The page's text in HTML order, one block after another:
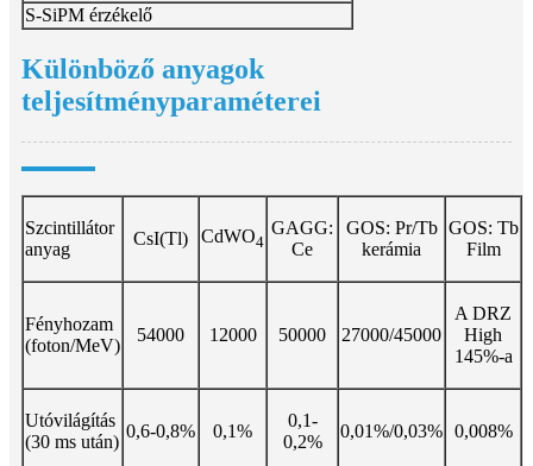
S-SiPM érzékelő
Különböző anyagok
teljesítményparaméterei
Szcintillátor
anyag
CsI(Tl) CdWO4
GAGG:
Ce
GOS: Pr/Tb
kerámia
GOS: Tb
​​Film
Fényhozam
(foton/MeV)
54000 12000 50000 27000/45000
A DRZ
High
145%-a
Utóvilágítás
(30 ms után)
0,6-0,8% 0,1%
0,1-
0,2%
0,01%/0,03% 0,008%